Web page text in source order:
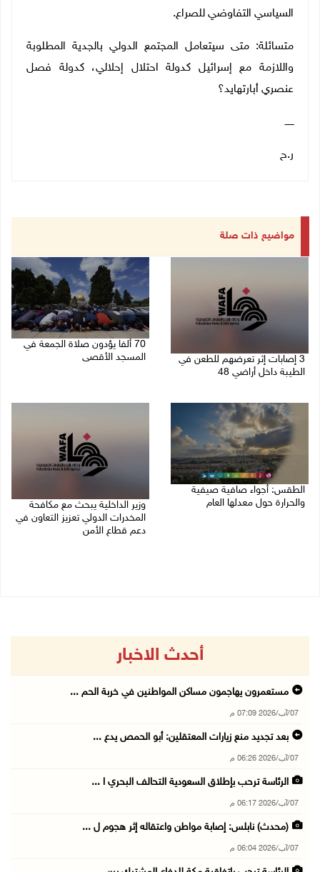
السياسي التفاوضي للصراع.
متسائلة: متى سيتعامل المجتمع الدولي بالجدية المطلوبة
واللازمة مع إسرائيل كدولة احتلال إحلالي، كدولة فصل
عنصري أبارتهايد؟
ــــــ
ر.ح
مواضيع ذات صلة
3 إصابات إثر تعرضهم للطعن في
الطيبة داخل أراضي 48
70 ألفا يؤدون صلاة الجمعة في
المسجد الأقصى
الطقس: أجواء صافية صيفية
والحرارة حول معدلها العام
وزير الداخلية يبحث مع مكافحة
المخدرات الدولي تعزيز التعاون في
دعم قطاع الأمن
أحدث الاخبار
مستعمرون يهاجمون مساكن المواطنين في خربة الحم ...
07/آب/2026 07:09 م
بعد تجديد منع زيارات المعتقلين: أبو الحمص يدع ...
07/آب/2026 06:26 م
الرئاسة ترحب بإطلاق السعودية التحالف البحري ا ...
07/آب/2026 06:17 م
(محدث) نابلس: إصابة مواطن واعتقاله إثر هجوم ل ...
07/آب/2026 06:04 م